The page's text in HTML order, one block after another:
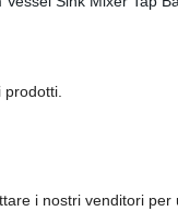
i nostri venditori per